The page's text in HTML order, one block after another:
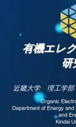
有機エレ
研
近畿大学 理工学
Organic
Department of Energy
and
Kindai